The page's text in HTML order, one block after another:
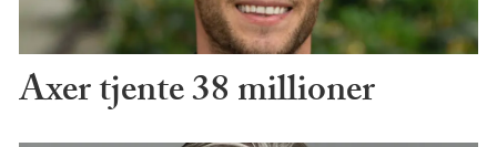
Axer tjente 38 millioner